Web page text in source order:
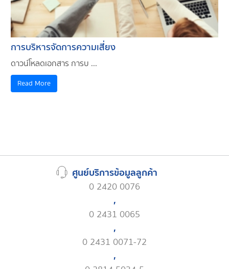
การบริหารจัดการความเสี่ยง
ดาวน์โหลดเอกสาร การบ ...
Read More
ศูนย์บริการข้อมูลลูกค้า
0 2420 0076
,
0 2431 0065
,
0 2431 0071-72
,